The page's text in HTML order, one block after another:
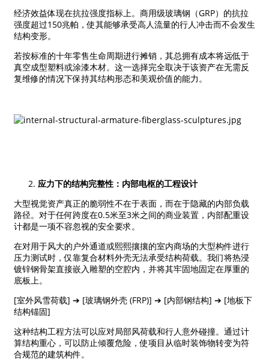
经济效益体现在抗拉强度指标上。商用级玻璃钢（GRP）的抗拉
强度超过150兆帕，使其能够承受高人流量的行人冲击而不会发生
结构变形。
若按标准的十年零售生命周期进行摊销，其总拥有成本将远低于
真空成型塑料或涂漆木材。这一选择完全取决于该资产在无需反
复维修的情况下保持其结构形态和美观价值的能力。
应力下的结构完整性：内部电枢的工程设计
大型视觉资产真正的脆弱性不在于表面，而在于隐藏的内部负载
路径。对于任何跨度在0.5米至3米之间的商业装置，内部配重设
计都是一项不容忽视的安全要求。
在对用于风大的户外通道或熙熙攘攘的室内商场的大型构件进行
压力测试时，仅靠复合材料外壳无法承受结构荷载。我们将热浸
镀锌钢骨架直接嵌入雕塑的空腔内，并将其牢固地固定在厚重的
底板上。
[室外风雪荷载] ➔ [玻璃钢外壳 (FRP)] ➔ [内部钢结构] ➔ [地板下
结构锚固]
这种结构工程方法可以应对局部风荷载和行人意外碰撞。通过计
算结构重心，可以防止倾覆危险，使项目从临时装饰物转变为符
合规范的建筑构件。